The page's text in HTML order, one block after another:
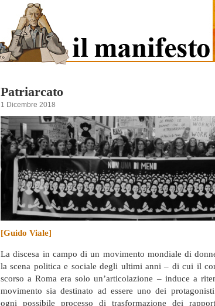
Patriarcato
1 Dicembre 2018
[Guido Viale]
La discesa in campo di un movimento mondiale di
la scena politica e sociale degli ultimi anni – di cui il
scorso a Roma era solo un’articolazione – induce a
movimento sia destinato ad essere uno dei
ogni possibile processo di trasformazione dei